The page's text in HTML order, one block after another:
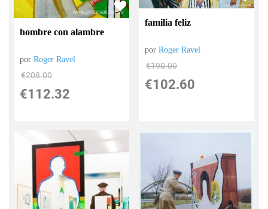
hombre con alambre
porRoger Ravel
€208.00
€112.32
familia feliz
porRoger Ravel
€190.00
€102.60